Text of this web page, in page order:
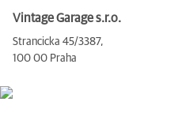
Vintage Garage s.r.o.
Strancicka 45/3387,
100 00 Praha